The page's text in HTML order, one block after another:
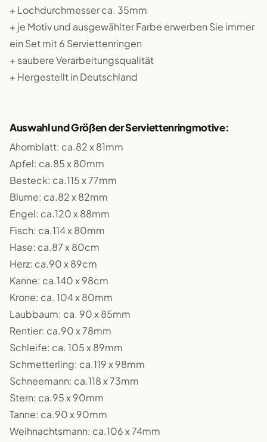
+ Lochdurchmesser ca. 35mm
+ je Motiv und ausgewählter Farbe erwerben Sie immer
ein Set mit 6 Serviettenringen
+ saubere Verarbeitungsqualität
+ Hergestellt in Deutschland
Auswahl und Größen der Serviettenringmotive:
Ahornblatt: ca.82 x 81mm
Apfel: ca.85 x 80mm
Besteck: ca.115 x 77mm
Blume: ca.82 x 82mm
Engel: ca.120 x 88mm
Fisch: ca.114 x 80mm
Hase: ca.87 x 80cm
Herz: ca.90 x 89cm
Kanne: ca.140 x 98cm
Krone: ca. 104 x 80mm
Laubbaum: ca. 90 x 85mm
Rentier: ca.90 x 78mm
Schleife: ca. 105 x 89mm
Schmetterling: ca.119 x 98mm
Schneemann: ca.118 x 73mm
Stern: ca.95 x 90mm
Tanne: ca.90 x 90mm
Weihnachtsmann: ca.106 x 74mm